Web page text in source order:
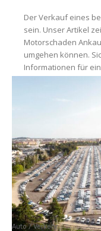
Der Verkauf eines
sein. Unser Artikel
Motorschaden
umgehen können.
Informationen für
Auto / Verkehr